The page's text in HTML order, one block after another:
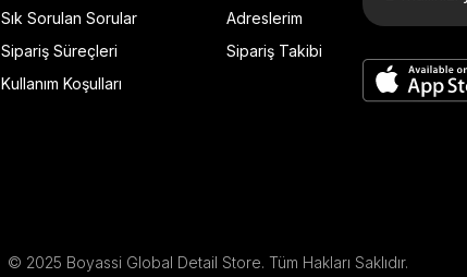
Sık Sorulan Sorular
Sipariş Süreçleri
Kullanım Koşulları
Adreslerim
Sipariş Takibi
© 2025 Boyassi Global Detail Store. Tüm Hakları Saklıdır.